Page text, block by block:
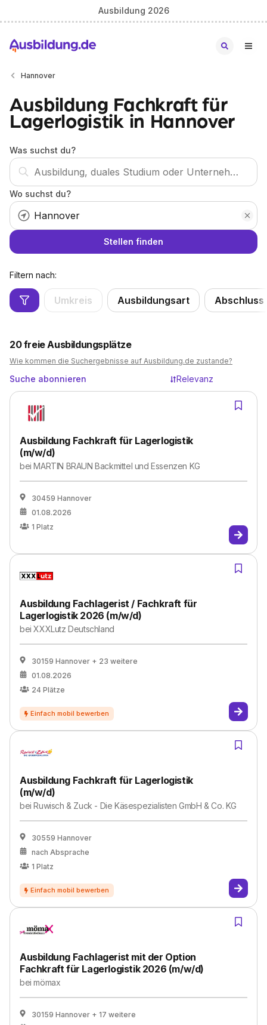
Ausbildung 2026
Hannover
Ausbildung Fachkraft für
Lagerlogistik in Hannover
Was suchst du?
Wo suchst du?
Stellen finden
Filtern nach:
Umkreis Ausbildungsart Abschluss
20freie Ausbildungsplätze
Wie kommen die Suchergebnisse auf Ausbildung.de zustande?
Suche abonnieren Relevanz
Ausbildung Fachkraft für Lagerlogistik
(m/w/d)
beiMARTIN BRAUN Backmittel und Essenzen KG
30459 Hannover
01.08.2026
1 Platz
Ausbildung Fachlagerist / Fachkraft für
Lagerlogistik 2026 (m/w/d)
beiXXXLutz Deutschland
30159 Hannover + 23 weitere
01.08.2026
24 Plätze
Ausbildung Fachkraft für Lagerlogistik
(m/w/d)
beiRuwisch & Zuck - Die Käsespezialisten GmbH & Co. KG
30559 Hannover
nach Absprache
1 Platz
Ausbildung Fachlagerist mit der Option
Fachkraft für Lagerlogistik 2026 (m/w/d)
beimömax
30159 Hannover + 17 weitere